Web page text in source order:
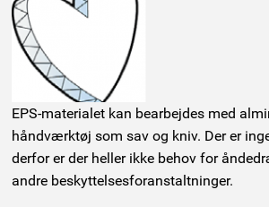
EPS-materialet kan bearbejdes med
håndværktøj som sav og kniv. Der er
derfor er der heller ikke behov for
andre beskyttelsesforanstaltninger.